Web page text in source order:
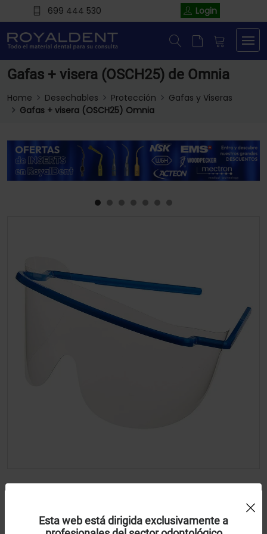
699 444 530 Login
Gafas + visera (OSCH25) de Omnia
Home Desechables Protección
Gafas y Viseras
Gafas + visera (OSCH25) Omnia
Esta web está dirigida exclusivamente a